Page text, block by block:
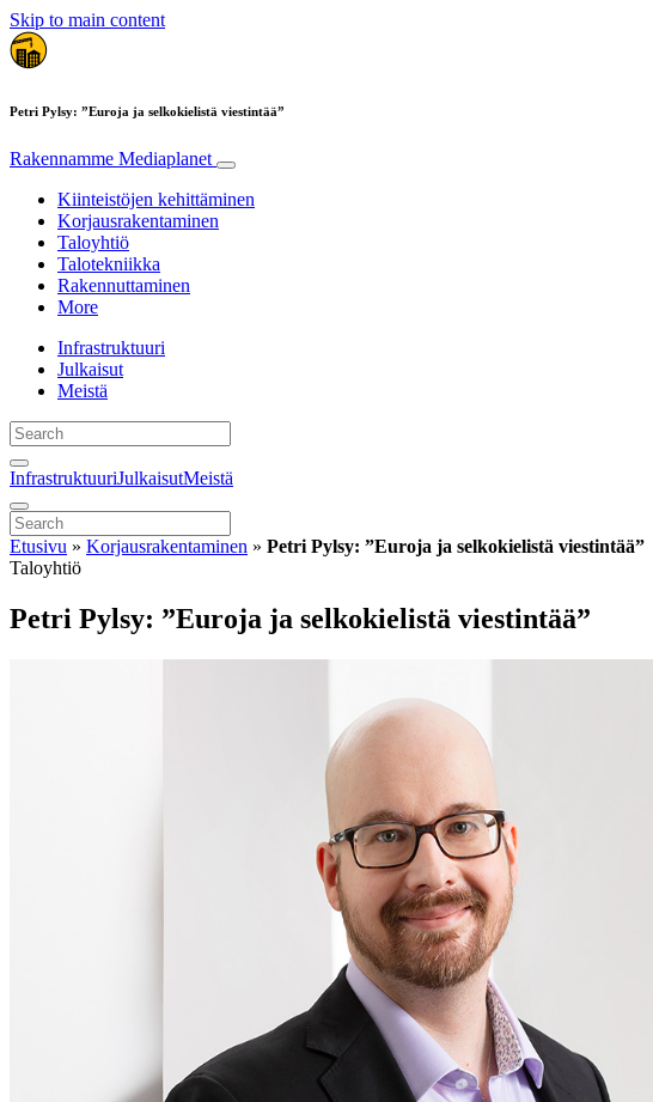
Skip to main content
Petri Pylsy: ”Euroja ja selkokielistä viestintää”
Rakennamme Mediaplanet
Kiinteistöjen kehittäminen
Korjausrakentaminen
Taloyhtiö
Talotekniikka
Rakennuttaminen
More
Infrastruktuuri
Julkaisut
Meistä
InfrastruktuuriJulkaisutMeistä
Etusivu » Korjausrakentaminen » Petri Pylsy: ”Euroja ja selkokielistä viestintää”
Taloyhtiö
Petri Pylsy: ”Euroja ja selkokielistä viestintää”